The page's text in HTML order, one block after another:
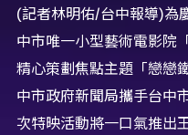
(記者林明佑/台中報導)為
中市唯一小型藝術電影院
精心策劃焦點主題「戀戀
中市政府新聞局攜手台中
次特映活動將一口氣推出